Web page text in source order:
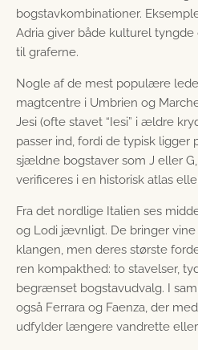
bogstavkombinationer.
Adria giver både kulturel
til graferne.
Nogle af de mest populære
magtcentre i Umbrien og
Jesi (ofte stavet “Iesi” i ældre
passer ind, fordi de typisk ligger
sjældne bogstaver som J eller
verificeres i en historisk atlas
Fra det nordlige Italien ses
og Lodi jævnligt. De bringer
klangen, men deres største
ren kompakthed: to stavelser,
begrænset bogstavudvalg. I
også Ferrara og Faenza, der
udfylder længere vandrette